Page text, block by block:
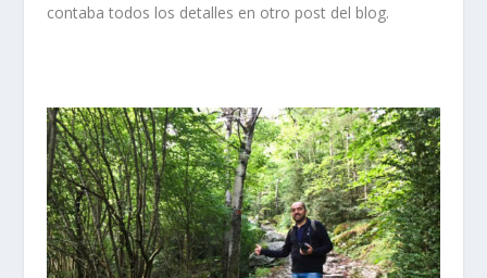
contaba todos los detalles en otro post del blog.